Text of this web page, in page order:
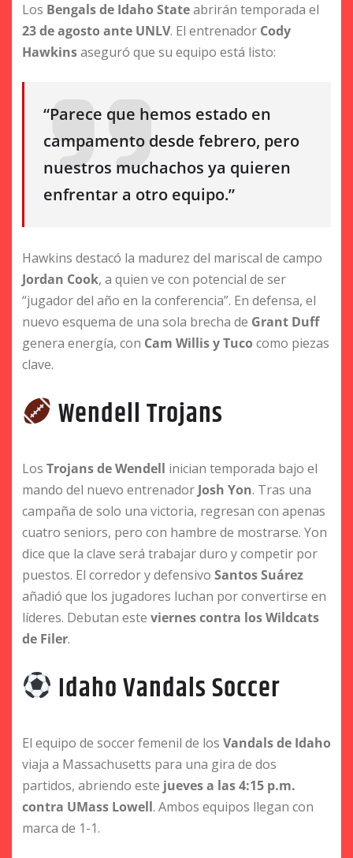
Los Bengals de Idaho Stateabrirán temporada el
23 de agosto ante UNLV. El entrenador Cody
Hawkinsaseguró que su equipo está listo:
“Parece que hemos estado en
campamento desde febrero, pero
nuestros muchachos ya quieren
enfrentar a otro equipo.”
Hawkins destacó la madurez del mariscal de campo
Jordan Cook, a quien ve con potencial de ser
“jugador del año en la conferencia”. En defensa, el
nuevo esquema de una sola brecha de Grant Duff
genera energía, con Cam Willis y Tuco como piezas
clave.
Wendell Trojans
Los Trojans de Wendell inician temporada bajo el
mando del nuevo entrenador Josh Yon. Tras una
campaña de solo una victoria, regresan con apenas
cuatro seniors, pero con hambre de mostrarse. Yon
dice que la clave será trabajar duro y competir por
puestos. El corredor y defensivo Santos Suárez
añadió que los jugadores luchan por convertirse en
líderes. Debutan este viernes contra los Wildcats
de Filer.
Idaho Vandals Soccer
El equipo de soccer femenil de los Vandals de Idaho
viaja a Massachusetts para una gira de dos
partidos, abriendo este jueves a las 4:15 p.m.
contra UMass Lowell. Ambos equipos llegan con
marca de 1-1.